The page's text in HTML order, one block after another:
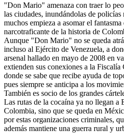
"Don Mario" amenaza con traer lo
las ciudades, inundándolas de
muchos empieza a asomar el
narcotraficante de la historia de
Aunque "Don Mario" no se queda
incluso al Ejército de Venezuela, a
arsenal hallado en mayo de 2008 en
extienden sus conexiones a la
donde se sabe que recibe ayuda de
pues siempre se anticipa a los
También es socio de los grandes
Las rutas de la cocaína ya no llegan a
Colombia, sino que se queda en
por estas organizaciones criminales,
además mantiene una guerra rural y